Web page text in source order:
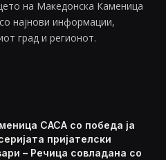
на Македонска Каменица
најнови информации,
град и регионот.
САСА со победа ја
пријателски
– Речица совладана со